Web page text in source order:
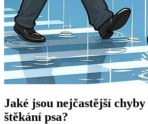
Jaké jsou nejčastější
štěkání psa?